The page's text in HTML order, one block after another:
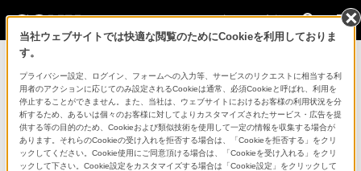
法人のお客様
コンスーマー製品に関するお問い合わせ
製品に関する重要なお知らせ
プロフェッショナル／業務用製品に関
するサポート・お問い合わせ
当社ウェブサイトでは快適な閲覧のためにCookieを利用しておりま
す。
プライバシー設定、ログイン、フォームへの入力等、サービスのリクエストに相当する利
用者のアクションに応じてのみ設定されるCookieは通常、必須Cookieと呼ばれ、利用を
停止することができません。また、当社は、ウェブサイトにおけるお客様の利用状況を分
析するため、あるいは個々のお客様に対してよりカスタマイズされたサービス・広告を提
供する等の目的のため、Cookieおよび類似技術を使用して一定の情報を収集する場合が
あります。それらのCookieの受け入れを拒否する場合は、「Cookieを拒否する」をクリ
ックしてください。Cookie使用にご同意頂ける場合は、「Cookieを受け入れる」をクリ
ックして下さい。Cookie設定をカスタマイズする場合は「Cookie設定」をクリックして